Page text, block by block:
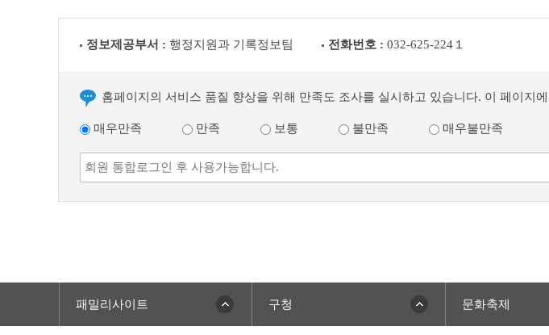
정보제공부서 : 행정지원과 기록정보팀 전화번호 : 032-625-224１
홈페이지의 서비스 품질 향상을 위해 만족도 조사를 실시하고 있습니다. 이 페이지
매우만족 만족 보통 불만족 매우불만족
패밀리사이트 구청 문화축제